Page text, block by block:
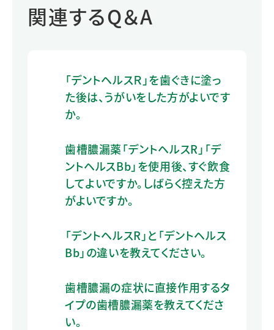
関連するQ＆A
「デントヘルスＲ」を歯ぐきに塗っ
た後は、うがいをした方がよいです
か。
歯槽膿漏薬「デントヘルスR」「デ
ントヘルスBb」を使用後、すぐ飲食
してよいですか。しばらく控えた方
がよいですか。
「デントヘルスR」と「デントヘルス
Bb」の違いを教えてください。
歯槽膿漏の症状に直接作用するタ
イプの歯槽膿漏薬を教えてくださ
い。